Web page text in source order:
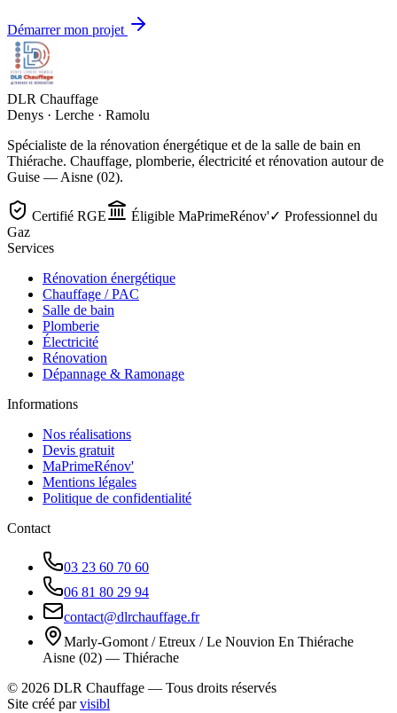
Démarrer mon projet
DLR Chauffage
Denys · Lerche · Ramolu
Spécialiste de la rénovation énergétique et de la salle de bain en
Thiérache. Chauffage, plomberie, électricité et rénovation autour de
Guise — Aisne (02).
Certifié RGE Éligible MaPrimeRénov'✓ Professionnel du
Gaz
Services
Rénovation énergétique
Chauffage / PAC
Salle de bain
Plomberie
Électricité
Rénovation
Dépannage & Ramonage
Informations
Nos réalisations
Devis gratuit
MaPrimeRénov'
Mentions légales
Politique de confidentialité
Contact
03 23 60 70 60
06 81 80 29 94
contact@dlrchauffage.fr
Marly-Gomont / Etreux / Le Nouvion En Thiérache
Aisne (02) — Thiérache
© 2026 DLR Chauffage — Tous droits réservés
Site créé par visibl